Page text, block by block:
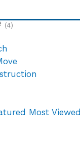
(4)
Most Viewed